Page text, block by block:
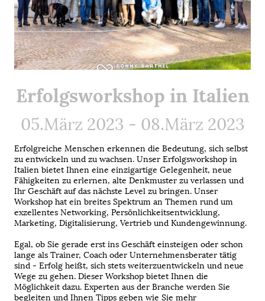
Erfolgsworkshop in Italien
05.März 2023 - 08.März 2023
Erfolgreiche Menschen erkennen die Bedeutung, sich selbst
zu entwickeln und zu wachsen. Unser Erfolgsworkshop in
Italien bietet Ihnen eine einzigartige Gelegenheit, neue
Fähigkeiten zu erlernen, alte Denkmuster zu verlassen und
Ihr Geschäft auf das nächste Level zu bringen. Unser
Workshop hat ein breites Spektrum an Themen rund um
exzellentes Networking, Persönlichkeitsentwicklung,
Marketing, Digitalisierung, Vertrieb und Kundengewinnung.
Egal, ob Sie gerade erst ins Geschäft einsteigen oder schon
lange als Trainer, Coach oder Unternehmensberater tätig
sind - Erfolg heißt, sich stets weiterzuentwickeln und neue
Wege zu gehen. Dieser Workshop bietet Ihnen die
Möglichkeit dazu. Experten aus der Branche werden Sie
begleiten und Ihnen Tipps geben wie Sie mehr